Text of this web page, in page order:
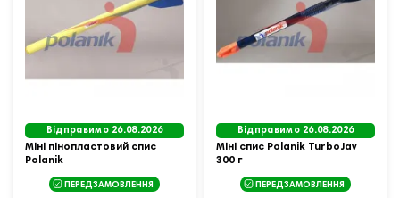
Відправимо 26.08.2026
Міні пінопластовий спис
Polanik
ПЕРЕДЗАМОВЛЕННЯ
Відправимо 26.08.2026
Міні спис Polanik TurboJav
300 г
ПЕРЕДЗАМОВЛЕННЯ